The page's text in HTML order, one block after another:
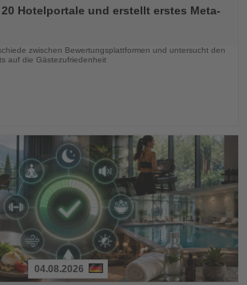
Hotelportale und erstellt erstes Meta-
zwischen Bewertungsplattformen und untersucht den
auf die Gästezufriedenheit
04.08.2026